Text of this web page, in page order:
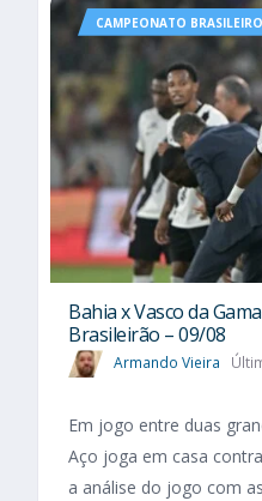
CAMPEONATO BRASILEIRO
Bahia x Vasco da
Brasileirão – 09/08
Armando Vieira
Em jogo entre duas
Aço joga em casa
a análise do jogo com